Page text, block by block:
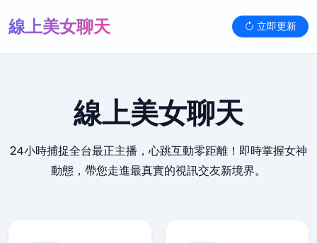
線上美女聊天 立即更新
線上美女聊天
24小時捕捉全台最正主播，心跳互動零距離！即時掌握女神
動態，帶您走進最真實的視訊交友新境界。